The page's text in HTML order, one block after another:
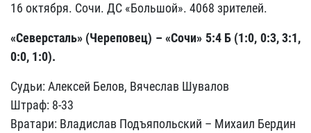
16 октября. Сочи. ДС «Большой». 4068 зрителей.
«Северсталь» (Череповец) – «Сочи» 5:4 Б (1:0, 0:3, 3:1,
0:0, 1:0).
Судьи: Алексей Белов, Вячеслав Шувалов
Штраф: 8-33
Вратари: Владислав Подъяпольский – Михаил Бердин